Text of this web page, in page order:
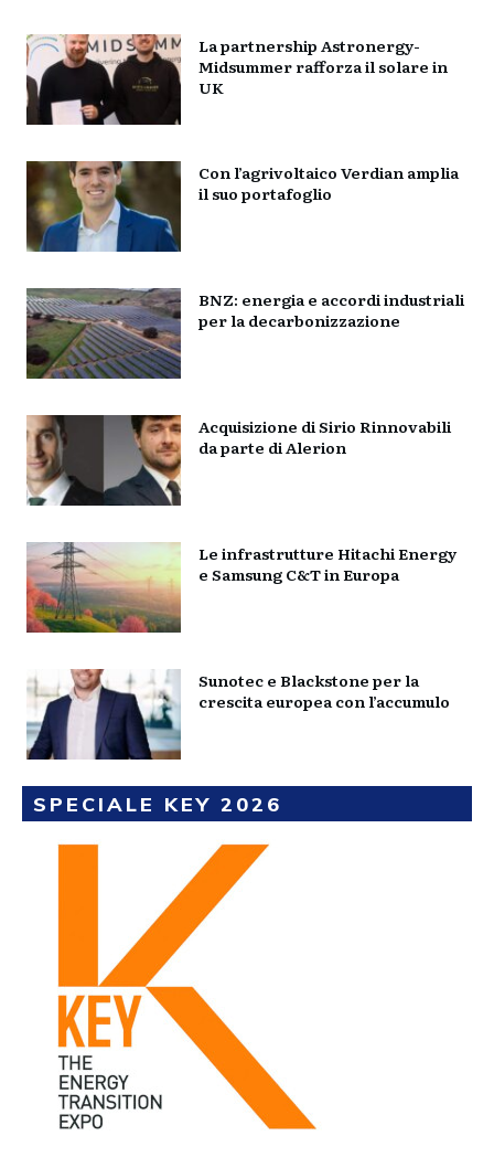
La partnership Astronergy-
Midsummer rafforza il solare in
UK
Con l’agrivoltaico Verdian amplia
il suo portafoglio
BNZ: energia e accordi industriali
per la decarbonizzazione
Acquisizione di Sirio Rinnovabili
da parte di Alerion
Le infrastrutture Hitachi Energy
e Samsung C&T in Europa
Sunotec e Blackstone per la
crescita europea con l’accumulo
SPECIALE KEY 2026